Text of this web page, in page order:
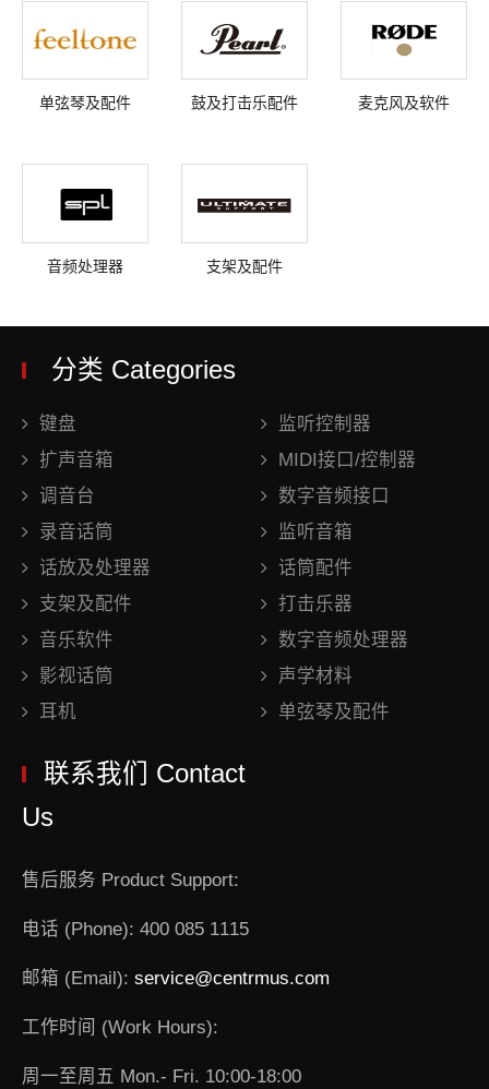
单弦琴及配件 鼓及打击乐配件 麦克风及软件
音频处理器 支架及配件
分类 Categories
键盘
监听控制器
扩声音箱
MIDI接口/控制器
调音台
数字音频接口
录音话筒
监听音箱
话放及处理器
话筒配件
支架及配件
打击乐器
音乐软件
数字音频处理器
影视话筒
声学材料
耳机
单弦琴及配件
联系我们 Contact
Us
售后服务 Product Support:
电话 (Phone): 400 085 1115
邮箱 (Email): service@centrmus.com
工作时间 (Work Hours):
周一至周五 Mon.- Fri. 10:00-18:00